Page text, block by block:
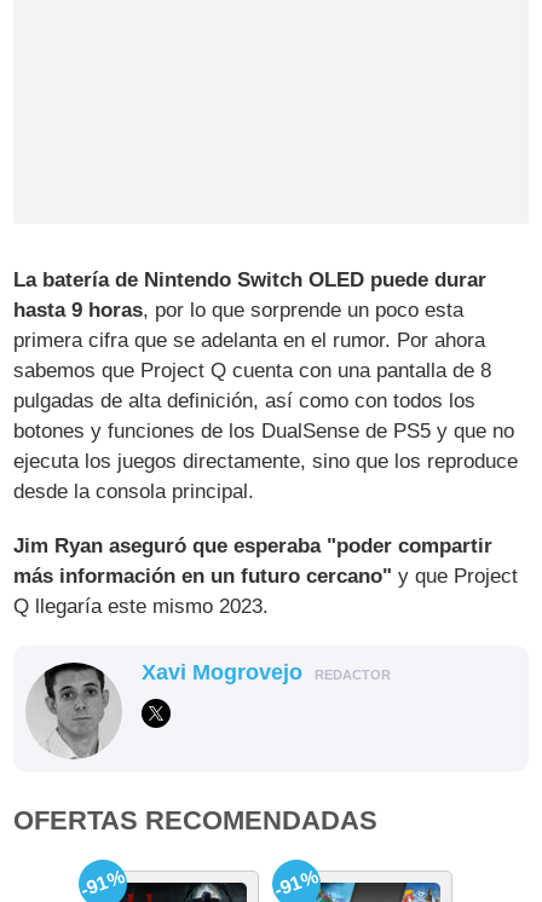
La batería de Nintendo Switch OLED puede durar
hasta 9 horas, por lo que sorprende un poco esta
primera cifra que se adelanta en el rumor. Por ahora
sabemos que Project Q cuenta con una pantalla de 8
pulgadas de alta definición, así como con todos los
botones y funciones de los DualSense de PS5 y que no
ejecuta los juegos directamente, sino que los reproduce
desde la consola principal.
Jim Ryan aseguró que esperaba "poder compartir
más información en un futuro cercano" y que Project
Q llegaría este mismo 2023.
Xavi Mogrovejo REDACTOR
OFERTAS RECOMENDADAS
-91% -91%